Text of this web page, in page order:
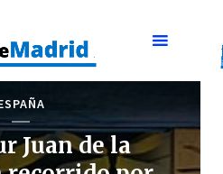
Juan de la